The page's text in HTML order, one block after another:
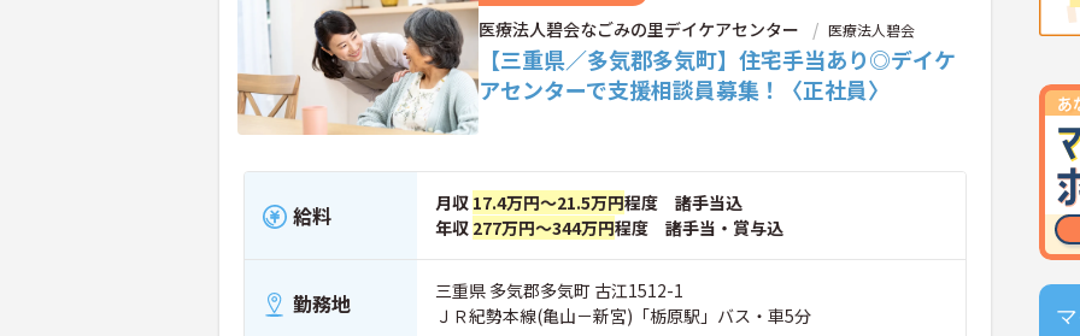
医療法人碧会なごみの里デイケアセンター 医療法人碧会
【三重県／多気郡多気町】住宅手当あり◎デイケ
アセンターで支援相談員募集！〈正社員〉
給料 月収 17.4万円～21.5万円程度 諸手当込
年収 277万円～344万円程度 諸手当・賞与込
勤務地
三重県 多気郡多気町 古江1512-1
ＪＲ紀勢本線(亀山－新宮)「栃原駅」バス・車5分